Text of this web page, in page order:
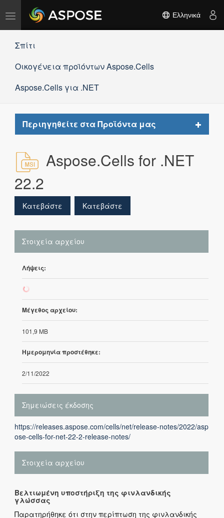
Εναλλαγή
πλοήγησης
Ελληνικά
Σπίτι
Οικογένεια προϊόντων Aspose.Cells
Aspose.Cells για .NET
Περιηγηθείτε στα Προϊόντα μας
Toggle
Aspose.Cells for .NET
22.2
Κατεβάστε Κατεβάστε
Στοιχεία αρχείου
Λήψεις:
40
Μέγεθος αρχείου:
101,9 MB
Ημερομηνία προστέθηκε:
2/11/2022
Σημειώσεις έκδοσης
https://releases.aspose.com/cells/net/release-notes/2022/asp
ose-cells-for-net-22-2-release-notes/
Στοιχεία αρχείου
Βελτιωμένη υποστήριξη της φινλανδικής
γλώσσας
Παρατηρήθηκε ότι στην περίπτωση της φινλανδικής